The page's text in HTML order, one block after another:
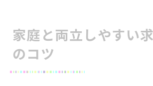
家庭と両立しやすい
のコツ